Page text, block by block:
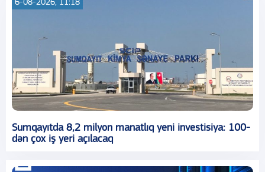
6-08-2026, 11:18
Sumqayıtda 8,2 milyon manatlıq yeni investisiya: 100-
dən çox iş yeri açılacaq